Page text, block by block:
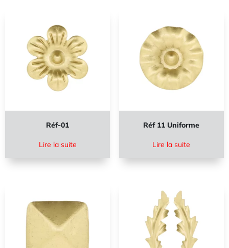
Réf-01
Lire la suite
Réf 11 Uniforme
Lire la suite